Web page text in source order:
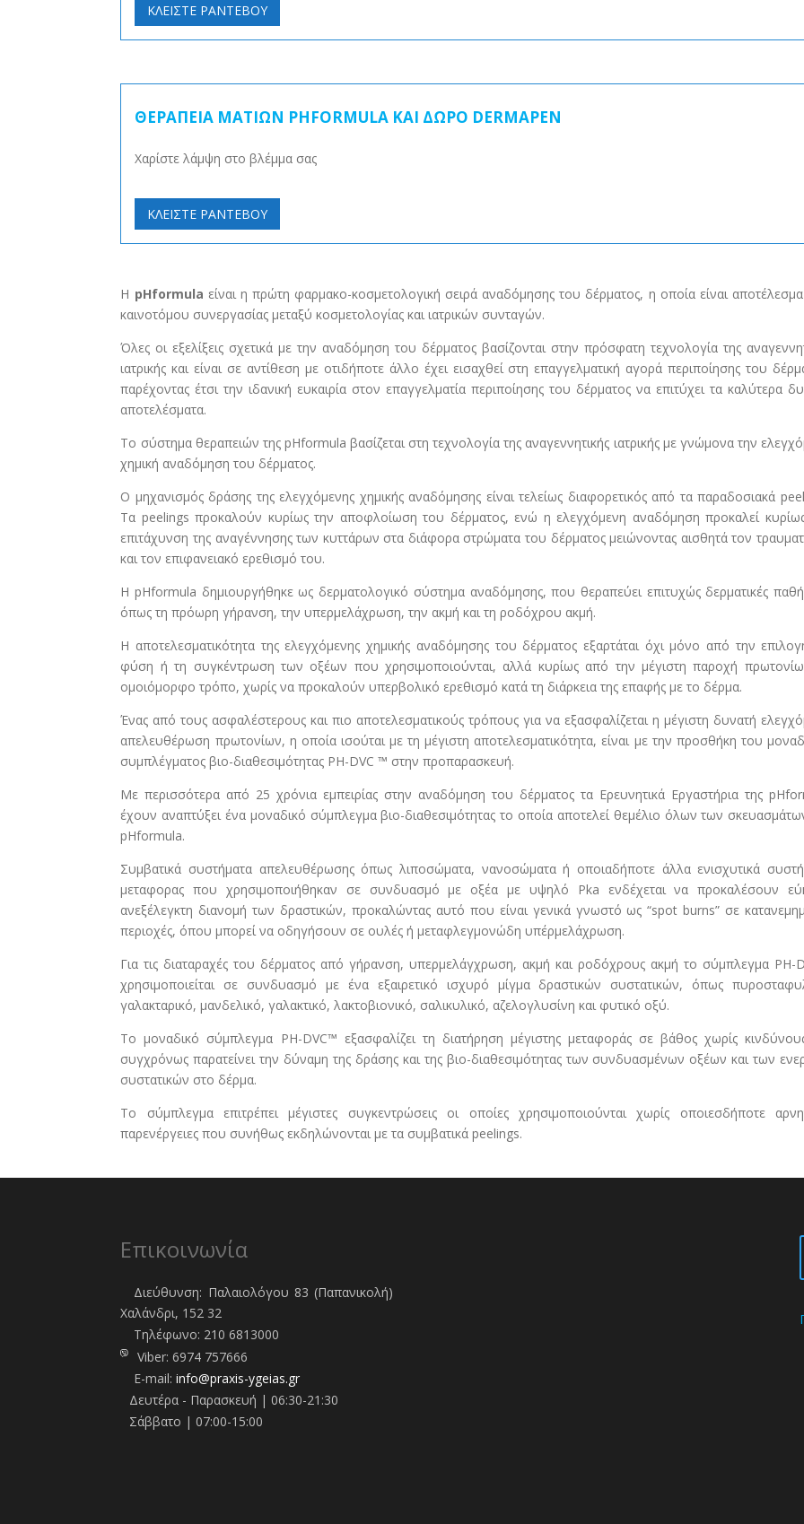
ΚΛΕΙΣΤΕ ΡΑΝΤΕΒΟΥ
ΘΕΡΑΠΕΙΑ ΜΑΤΙΩΝ PHFORMULA ΚΑΙ ΔΩΡΟ DERMAPEN
Χαρίστε λάμψη στο βλέμμα σας
ΚΛΕΙΣΤΕ ΡΑΝΤΕΒΟΥ
Η pHformula είναι η πρώτη φαρμακο-κοσμετολογική σειρά αναδόμησης του δέρματος, η οποία είναι αποτέλεσμα
καινοτόμου συνεργασίας μεταξύ κοσμετολογίας και ιατρικών συνταγών.
Όλες οι εξελίξεις σχετικά με την αναδόμηση του δέρματος βασίζονται στην πρόσφατη τεχνολογία της
ιατρικής και είναι σε αντίθεση με οτιδήποτε άλλο έχει εισαχθεί στη επαγγελματική αγορά περιποίησης του
παρέχοντας έτσι την ιδανική ευκαιρία στον επαγγελματία περιποίησης του δέρματος να επιτύχει τα καλύτερα
αποτελέσματα.
Το σύστημα θεραπειών της pHformula βασίζεται στη τεχνολογία της αναγεννητικής ιατρικής με γνώμονα την
χημική αναδόμηση του δέρματος.
Ο μηχανισμός δράσης της ελεγχόμενης χημικής αναδόμησης είναι τελείως διαφορετικός από τα παραδοσιακά
Τα peelings προκαλούν κυρίως την αποφλοίωση του δέρματος, ενώ η ελεγχόμενη αναδόμηση προκαλεί
επιτάχυνση της αναγέννησης των κυττάρων στα διάφορα στρώματα του δέρματος μειώνοντας αισθητά τον
και τον επιφανειακό ερεθισμό του.
Η pHformula δημιουργήθηκε ως δερματολογικό σύστημα αναδόμησης, που θεραπεύει επιτυχώς δερματικές
όπως τη πρόωρη γήρανση, την υπερμελάχρωση, την ακμή και τη ροδόχρου ακμή.
Η αποτελεσματικότητα της ελεγχόμενης χημικής αναδόμησης του δέρματος εξαρτάται όχι μόνο από την
φύση ή τη συγκέντρωση των οξέων που χρησιμοποιούνται, αλλά κυρίως από την μέγιστη παροχή
ομοιόμορφο τρόπο, χωρίς να προκαλούν υπερβολικό ερεθισμό κατά τη διάρκεια της επαφής με το δέρμα.
Ένας από τους ασφαλέστερους και πιο αποτελεσματικούς τρόπους για να εξασφαλίζεται η μέγιστη δυνατή
απελευθέρωση πρωτονίων, η οποία ισούται με τη μέγιστη αποτελεσματικότητα, είναι με την προσθήκη του
συμπλέγματος βιο-διαθεσιμότητας PH-DVC ™ στην προπαρασκευή.
Με περισσότερα από 25 χρόνια εμπειρίας στην αναδόμηση του δέρματος τα Ερευνητικά Εργαστήρια της
έχουν αναπτύξει ένα μοναδικό σύμπλεγμα βιο-διαθεσιμότητας το οποία αποτελεί θεμέλιο όλων των
pHformula.
Συμβατικά συστήματα απελευθέρωσης όπως λιποσώματα, νανοσώματα ή οποιαδήποτε άλλα ενισχυτικά
μεταφορας που χρησιμοποιήθηκαν σε συνδυασμό με οξέα με υψηλό Pka ενδέχεται να προκαλέσουν
ανεξέλεγκτη διανομή των δραστικών, προκαλώντας αυτό που είναι γενικά γνωστό ως “spot burns” σε
περιοχές, όπου μπορεί να οδηγήσουν σε ουλές ή μεταφλεγμονώδη υπέρμελάχρωση.
Για τις διαταραχές του δέρματος από γήρανση, υπερμελάγχρωση, ακμή και ροδόχρους ακμή το σύμπλεγμα PH-
χρησιμοποιείται σε συνδυασμό με ένα εξαιρετικό ισχυρό μίγμα δραστικών συστατικών, όπως
γαλακταρικό, μανδελικό, γαλακτικό, λακτοβιονικό, σαλικυλικό, αζελογλυσίνη και φυτικό οξύ.
Το μοναδικό σύμπλεγμα PH-DVC™ εξασφαλίζει τη διατήρηση μέγιστης μεταφοράς σε βάθος χωρίς
συγχρόνως παρατείνει την δύναμη της δράσης και της βιο-διαθεσιμότητας των συνδυασμένων οξέων και των
συστατικών στο δέρμα.
Το σύμπλεγμα επιτρέπει μέγιστες συγκεντρώσεις οι οποίες χρησιμοποιούνται χωρίς οποιεσδήποτε
παρενέργειες που συνήθως εκδηλώνονται με τα συμβατικά peelings.
Επικοινωνία
Διεύθυνση: Παλαιολόγου 83 (Παπανικολή)
Χαλάνδρι, 152 32
Τηλέφωνo: 210 6813000
Viber:6974 757666
E-mail:info@praxis-ygeias.gr
Δευτέρα - Παρασκευή | 06:30-21:30
Σάββατο | 07:00-15:00